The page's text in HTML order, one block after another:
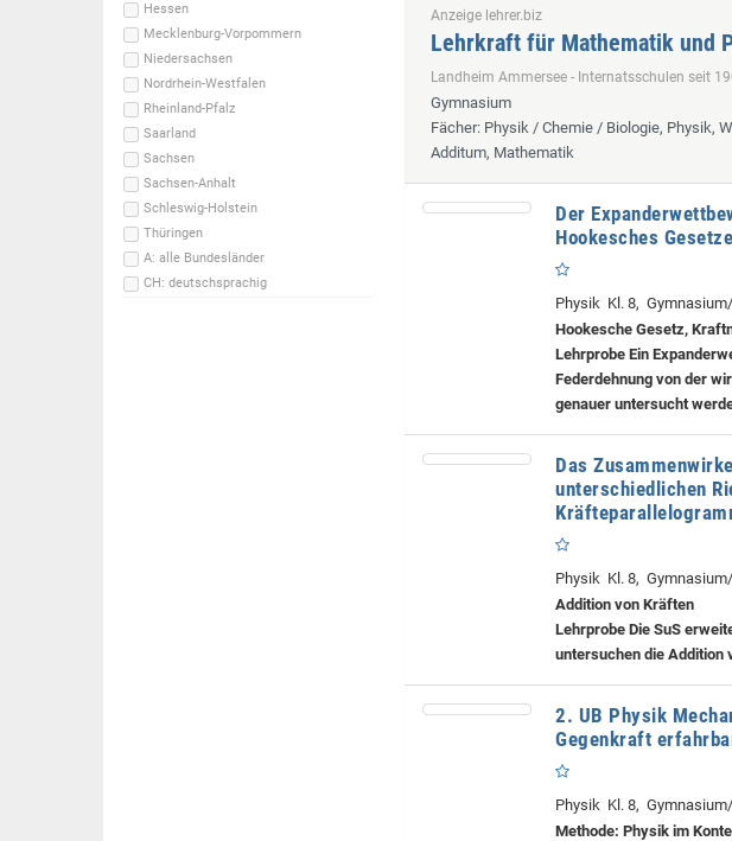
Hessen
Mecklenburg-Vorpommern
Niedersachsen
Nordrhein-Westfalen
Rheinland-Pfalz
Saarland
Sachsen
Sachsen-Anhalt
Schleswig-Holstein
Thüringen
A: alle Bundesländer
CH: deutschsprachig
Anzeige lehrer.biz
Lehrkraft für Mathematik und
Landheim Ammersee - Internatsschulen seit
Gymnasium
Fächer: Physik / Chemie / Biologie, Physik,
Additum, Mathematik
Der
Hookesches
Physik Kl. 8,
Hookesche Gesetz,
Lehrprobe Ein
Federdehnung von der
genauer untersucht
Das
unterschiedlichen
Physik Kl. 8,
Addition von Kräften
Lehrprobe Die SuS
untersuchen die Addition
2. UB Physik
Gegenkraft
Physik Kl. 8,
Methode: Physik im